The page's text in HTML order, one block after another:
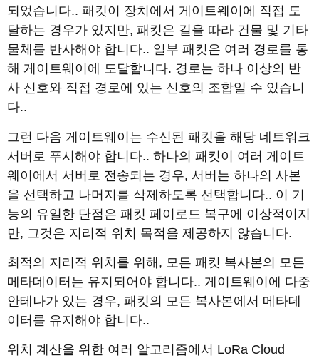
되었습니다.. 패킷이 장치에서 게이트웨이에 직접 도
달하는 경우가 있지만, 패킷은 길을 따라 건물 및 기타
물체를 반사해야 합니다.. 일부 패킷은 여러 경로를 통
해 게이트웨이에 도달합니다. 경로는 하나 이상의 반
사 신호와 직접 경로에 있는 신호의 조합일 수 있습니
다..
그런 다음 게이트웨이는 수신된 패킷을 해당 네트워크
서버로 푸시해야 합니다.. 하나의 패킷이 여러 게이트
웨이에서 서버로 전송되는 경우, 서버는 하나의 사본
을 선택하고 나머지를 삭제하도록 선택합니다.. 이 기
능의 유일한 단점은 패킷 페이로드 복구에 이상적이지
만, 그것은 지리적 위치 목적을 제공하지 않습니다.
최적의 지리적 위치를 위해, 모든 패킷 복사본의 모든
메타데이터는 유지되어야 합니다.. 게이트웨이에 다중
안테나가 있는 경우, 패킷의 모든 복사본에서 메타데
이터를 유지해야 합니다..
위치 계산을 위한 여러 알고리즘에서 LoRa Cloud